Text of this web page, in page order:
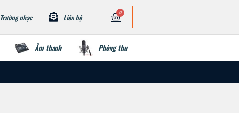
Trường nhạc Liên hệ 0
Âm thanh Phòng thu